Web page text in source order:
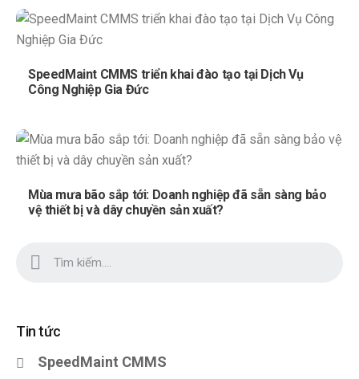
SpeedMaint CMMS triển khai đào tạo tại Dịch Vụ
Công Nghiệp Gia Đức
Mùa mưa bão sắp tới: Doanh nghiệp đã sẵn sàng bảo
vệ thiết bị và dây chuyền sản xuất?
Tin tức
SpeedMaint CMMS